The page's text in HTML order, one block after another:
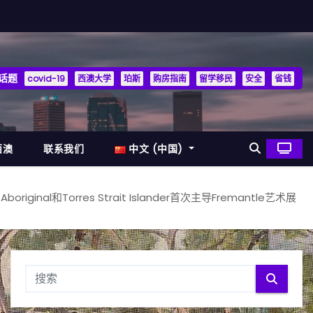
题 covid-19 西澳大学 珀斯 购房指南 留学移民 安全 省钱
澳 联系我们 中文 (中国)
Aboriginal和Torres Strait Islander首次主导Fremantle艺术展